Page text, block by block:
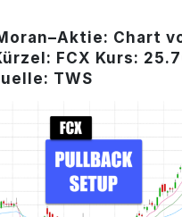
–Aktie: Chart
FCX Kurs:
TWS